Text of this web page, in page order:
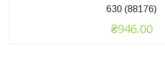
630 (88176)
₴946.00